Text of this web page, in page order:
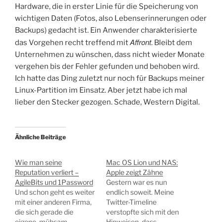
Hardware, die in erster Linie für die Speicherung von
wichtigen Daten (Fotos, also Lebenserinnerungen oder
Backups) gedacht ist. Ein Anwender charakterisierte
das Vorgehen recht treffend mitAffront. Bleibt dem
Unternehmen zu wünschen, dass nicht wieder Monate
vergehen bis der Fehler gefunden und behoben wird.
Ich hatte das Ding zuletzt nur noch für Backups meiner
Linux-Partition im Einsatz. Aber jetzt habe ich mal
lieber den Stecker gezogen. Schade, Western Digital.
Ähnliche Beiträge
Wie man seine
Reputation verliert –
AgileBits und 1Password
Und schon geht es weiter
mit einer anderen Firma,
die sich gerade die
Mac OS Lion und NAS:
Apple zeigt Zähne
Gestern war es nun
endlich soweit. Meine
Twitter-Timeline
verstopfte sich mit den